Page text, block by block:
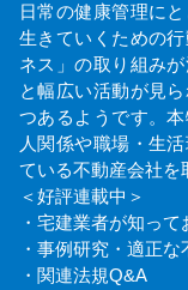
日常の健康管理に
生きていくための
ネス」の取り組み
と幅広い活動が見
つあるようです。
人関係や職場・生
ている不動産会社を
＜好評連載中＞
・宅建業者が知っ
・事例研究・適正
・関連法規Q&A